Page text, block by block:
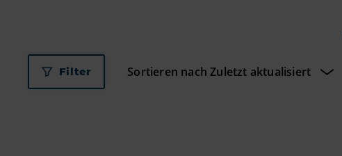
Filter